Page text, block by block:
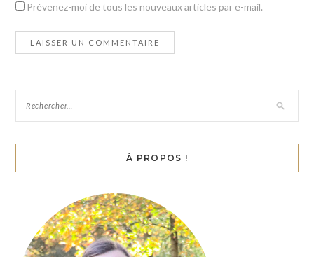
Prévenez-moi de tous les nouveaux articles par e-mail.
À PROPOS !